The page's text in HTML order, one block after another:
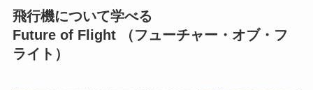
飛行機について学べる
Future of Flight （フューチャー・オブ・フ
ライト）